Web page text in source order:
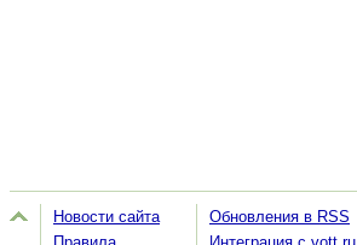
Новости сайта
Обновления в RSS